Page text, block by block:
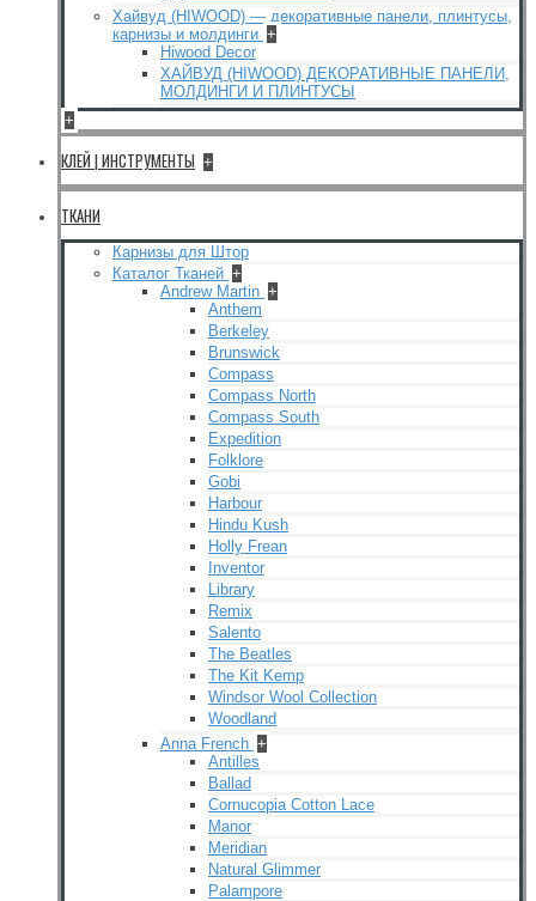
Хайвуд (HIWOOD) — декоративные панели, плинтусы,
карнизы и молдинги +
Hiwood Decor
ХАЙВУД (HIWOOD) ДЕКОРАТИВНЫЕ ПАНЕЛИ,
МОЛДИНГИ И ПЛИНТУСЫ
+
КЛЕЙ | ИНСТРУМЕНТЫ +
ТКАНИ
Карнизы для Штор
Каталог Тканей +
Andrew Martin +
Anthem
Berkeley
Brunswick
Compass
Compass North
Compass South
Expedition
Folklore
Gobi
Harbour
Hindu Kush
Holly Frean
Inventor
Library
Remix
Salento
The Beatles
The Kit Kemp
Windsor Wool Collection
Woodland
Anna French +
Antilles
Ballad
Cornucopia Cotton Lace
Manor
Meridian
Natural Glimmer
Palampore